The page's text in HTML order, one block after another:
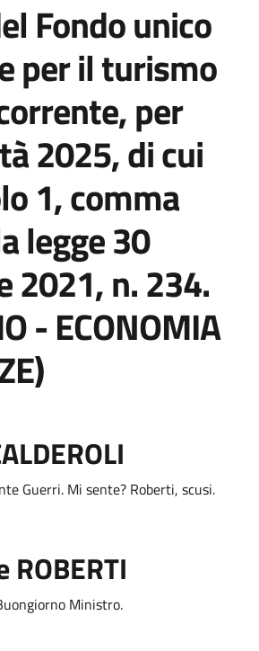
Fondo unico
per il turismo
per
2025, di cui
1, comma
legge 30
2021, n. 234.
- ECONOMIA
Guerri. Mi sente? Roberti, scusi.
Ministro.